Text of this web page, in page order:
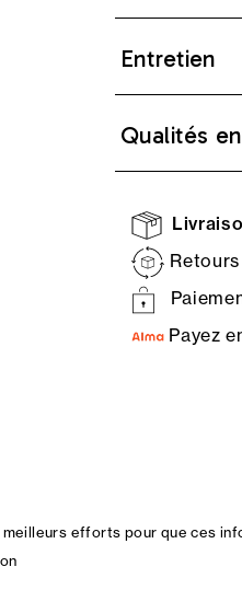
Entretien
Qualités
Payez
efforts pour que ces